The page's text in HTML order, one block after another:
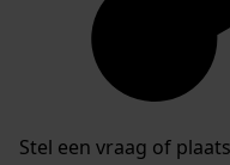
Stel een vraag of